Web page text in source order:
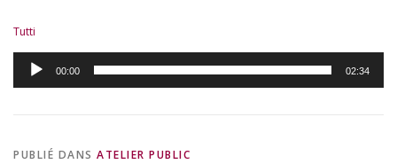
Tutti
Lecteur
audio
00:00 02:34
PUBLIÉ DANS ATELIER PUBLIC